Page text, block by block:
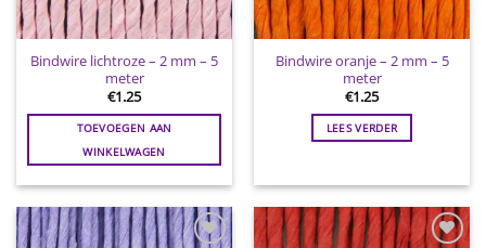
Bindwire lichtroze – 2 mm – 5
meter
€1.25
TOEVOEGEN AAN
WINKELWAGEN
Bindwire oranje – 2 mm – 5
meter
€1.25
LEES VERDER